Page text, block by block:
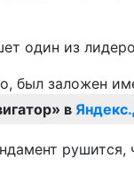
один из
в